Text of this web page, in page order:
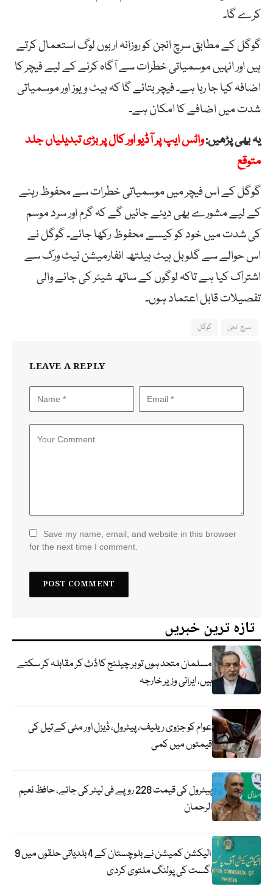
کرے گا۔
گوگل کے مطابق سرچ انجن کو روزانہ اربوں لوگ استعمال کرتے
ہیں اور انہیں موسمیاتی خطرات سے آگاہ کرنے کے لیے فیچر کا
اضافہ کیا جا رہا ہے۔ فیچر بتائے گا کہ ہیٹ ویوز اور موسمیاتی
شدت میں اضافے کا امکان ہے۔
یہ بھی پڑھیں:واٹس ایپ پر آڈیو اور کال پر بڑی تبدیلیاں جلد
متوقع
گوگل کے اس فیچر میں موسمیاتی خطرات سے محفوظ رہنے
کے لیے مشورے بھی دیئے جائیں گے کہ گرم اور سرد موسم
کی شدت میں خود کو کیسے محفوظ رکھا جائے۔ گوگل نے
اس حوالے سے گلوبل ہیٹ ہیلتھ انفارمیشن نیٹ ورک سے
اشتراک کیا ہے تاکہ لوگوں کے ساتھ شیئر کی جانے والی
تفصیلات قابل اعتماد ہوں۔
سرچ انجن گوگل
LEAVE A REPLY
Save my name, email, and website in this browser
for the next time I comment.
تازہ ترین خبریں
مسلمان متحد ہوں تو ہر چیلنج کا ڈٹ کر مقابلہ کر سکتے
ہیں، ایرانی وزیر خارجہ
عوام کو جزوی ریلیف، پیٹرول، ڈیزل اور مٹی کے تیل کی
قیمتوں میں کمی
پیٹرول کی قیمت 228 روپے فی لیٹر کی جائے، حافظ نعیم
الرحمان
الیکشن کمیشن نے بلوچستان کے 4 بلدیاتی حلقوں میں 9
اگست کی پولنگ ملتوی کردی